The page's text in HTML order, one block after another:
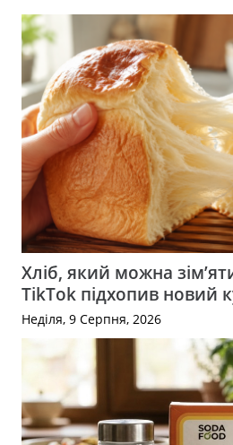
Хліб, який можна
TikTok підхопив новий
Неділя, 9 Серпня, 2026